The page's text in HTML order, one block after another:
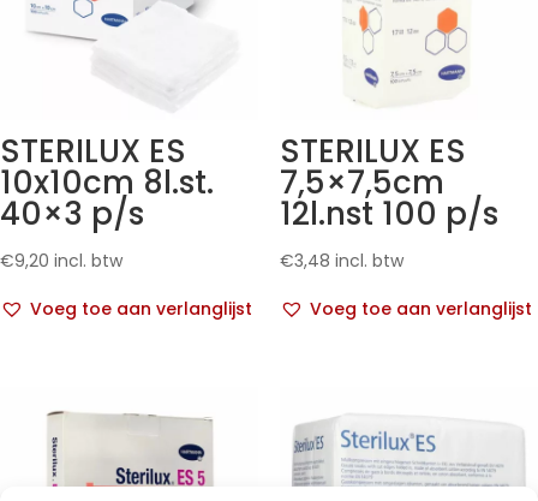
STERILUX ES
10x10cm 8l.st.
40×3 p/s
€9,20 incl. btw
Voeg toe aan verlanglijst
STERILUX ES
7,5×7,5cm
12l.nst 100 p/s
€3,48 incl. btw
Voeg toe aan verlanglijst